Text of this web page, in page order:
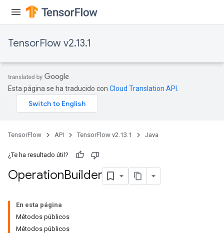
TensorFlow v2.13.1
Esta página se ha traducido con Cloud Translation API
TensorFlow API TensorFlow v2.13.1 Java
¿Te ha resultado útil?
OperationBuilder
En esta página
Métodos públicos
Métodos públicos